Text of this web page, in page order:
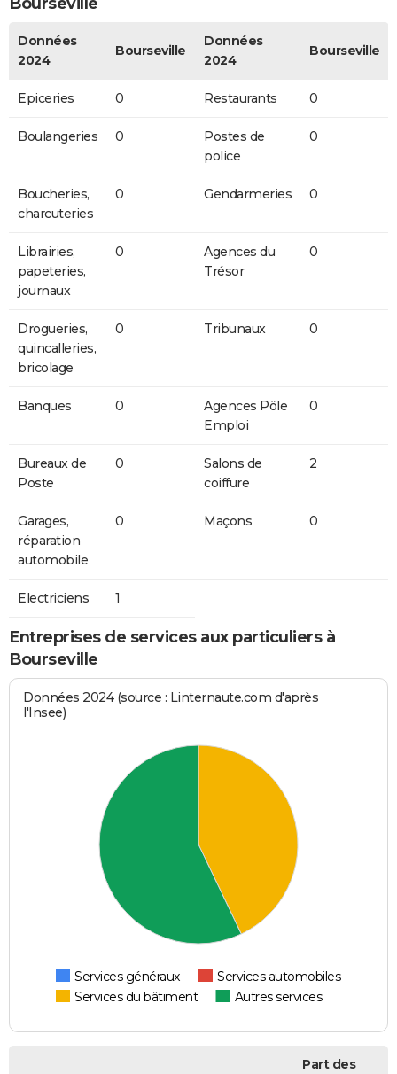
Données
2024
Bourseville
Données
2024
Bourseville
Epiceries 0 Restaurants 0
Boulangeries 0
Postes de
police
0
Boucheries,
charcuteries
0 Gendarmeries 0
Librairies,
papeteries,
journaux
0
Agences du
Trésor
0
Drogueries,
quincalleries,
bricolage
0 Tribunaux 0
Banques 0
Agences Pôle
Emploi
0
Bureaux de
Poste
0
Salons de
coiffure
2
Garages,
réparation
automobile
0 Maçons 0
Electriciens 1
Entreprises de services aux particuliers à
Bourseville
Données 2024 (source : Linternaute.com d'après
l'Insee)
Services généraux
Services automobiles
Services du bâtiment
Autres services
Part des